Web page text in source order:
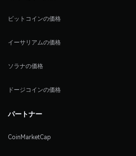
ビットコインの価格
イーサリアムの価格
ソラナの価格
ドージコインの価格
パートナー
CoinMarketCap